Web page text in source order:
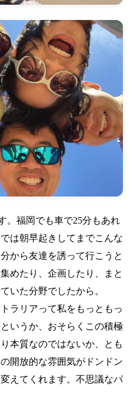
。福岡でも車で25分もあれ
は朝早起きしてまでこんな
から友達を誘って行こうと
めたり、企画したり、まと
いた分野でしたから。
ラリアって私をもっともっ
いうか、おそらくこの積極
本質なのではないか、とも
開放的な雰囲気がドンドン
えてくれます。不思議なパ